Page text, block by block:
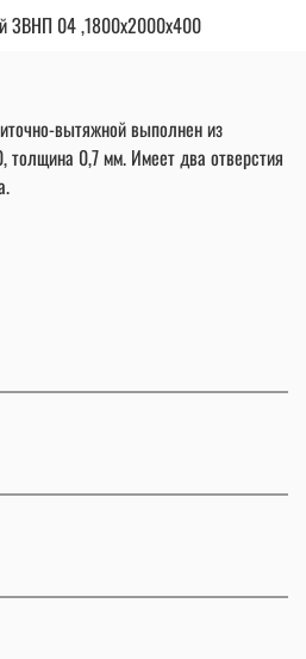
ЗВНП 04 ,1800х2000х400
вытяжной выполнен из
0,7 мм. Имеет два отверстия